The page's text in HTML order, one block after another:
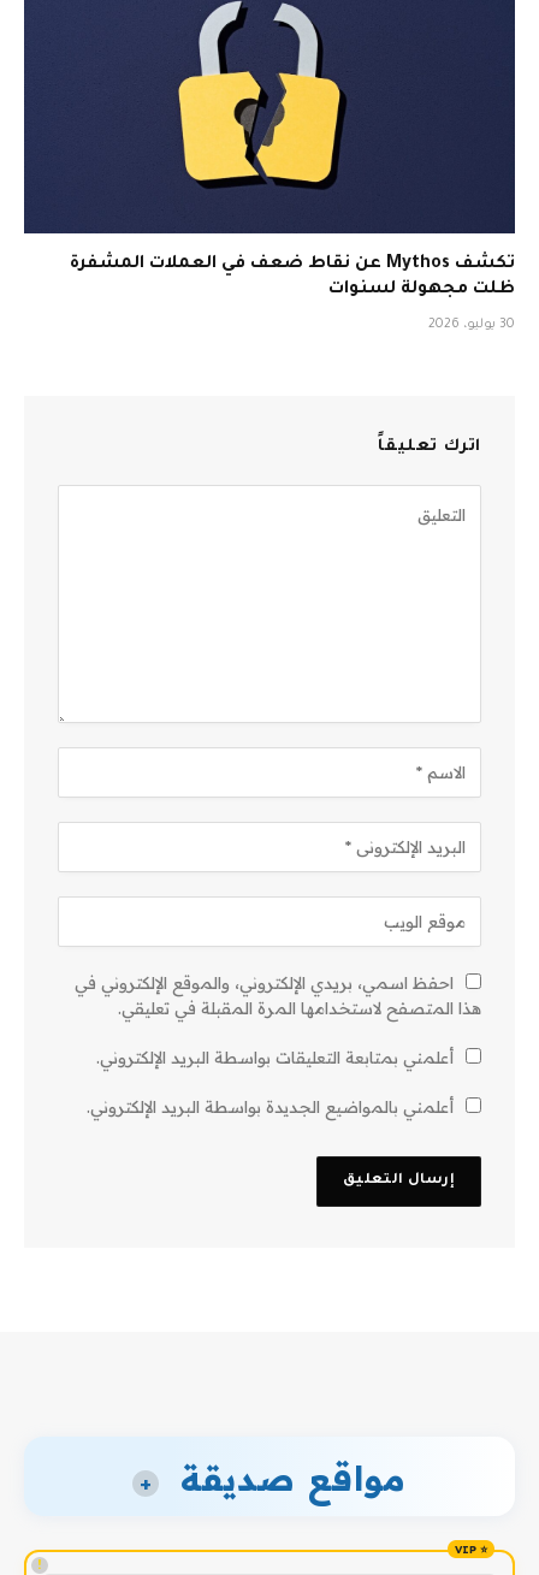
تكشف Mythos عن نقاط ضعف في العملات المشفرة
ظلت مجهولة لسنوات
30 يوليو، 2026
اترك تعليقاً
احفظ اسمي، بريدي الإلكتروني، والموقع الإلكتروني في
هذا المتصفح لاستخدامها المرة المقبلة في تعليقي.
أعلمني بمتابعة التعليقات بواسطة البريد الإلكتروني.
أعلمني بالمواضيع الجديدة بواسطة البريد الإلكتروني.
مواقع صديقة +
!